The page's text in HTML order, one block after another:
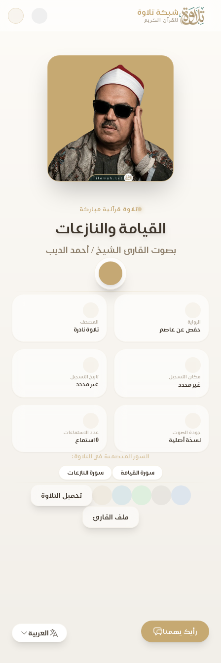
شبكة تلاوة
للقرآن الكريم
تلاوة قرآنية مباركة
القيامة والنازعات
بصوت القارئ الشيخ / أحمد الديب
الرواية
حفص عن عاصم
المصحف
تلاوة نادرة
مكان التسجيل
غير محدد
تاريخ التسجيل
غير محدد
جودة الصوت
نسخة أصلية
عدد الاستماعات
0 استماع
السور المتضمنة في التلاوة:
سورة القيامة سورة النازعات
تحميل التلاوة
ملف القارئ
العربية رأيك يهمنا